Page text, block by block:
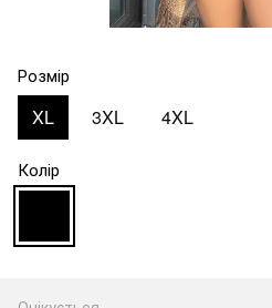
Розмір
XL 3XL 4XL
Колір